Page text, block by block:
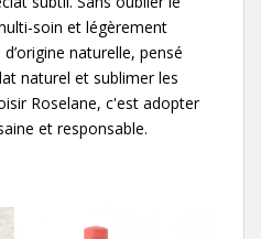
soin et légèrement
naturelle, pensé
naturel et sublimer les
Roselane, c'est adopter
et responsable.